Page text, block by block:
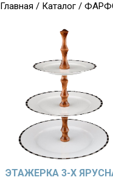
Главная / Каталог /
ЭТАЖЕРКА 3-Х